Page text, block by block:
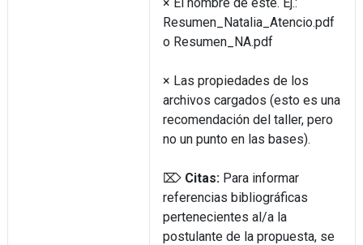
Resumen_Natalia_Atencio.pdf
o Resumen_NA.pdf
× Las propiedades de los
archivos cargados (esto es una
recomendación del taller, pero
no un punto en las bases).
⌦ Citas:Para informar
referencias bibliográficas
pertenecientes al/a la
postulante de la propuesta, se